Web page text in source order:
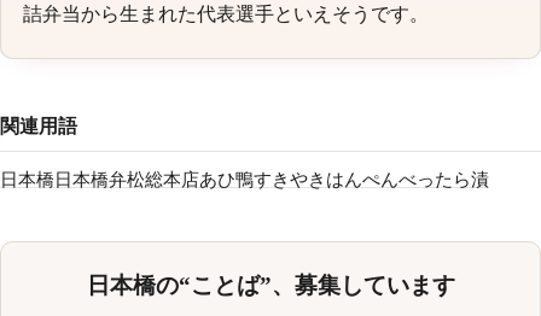
詰弁当から生まれた代表選手といえそうです。
関連用語
日本橋日本橋弁松総本店あひ鴨すきやき はんぺんべったら漬
日本橋の“ことば”、募集しています